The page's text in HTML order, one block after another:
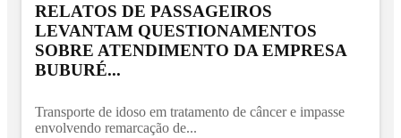
RELATOS DE PASSAGEIROS
LEVANTAM QUESTIONAMENTOS
SOBRE ATENDIMENTO DA EMPRESA
BUBURÉ...
Transporte de idoso em tratamento de câncer e impasse
envolvendo remarcação de...